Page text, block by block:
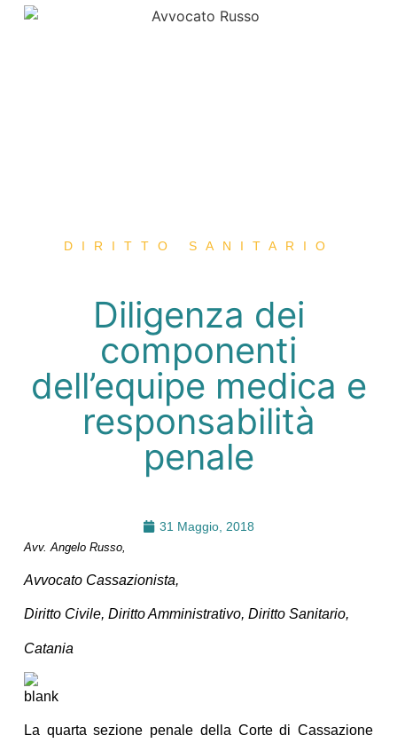
DIRITTO SANITARIO
Diligenza dei
componenti
dell’equipe medica e
responsabilità
penale
31 Maggio, 2018
Avv. Angelo Russo,
Avvocato Cassazionista,
Diritto Civile, Diritto Amministrativo, Diritto Sanitario,
Catania
La quarta sezione penale della Corte di Cassazione